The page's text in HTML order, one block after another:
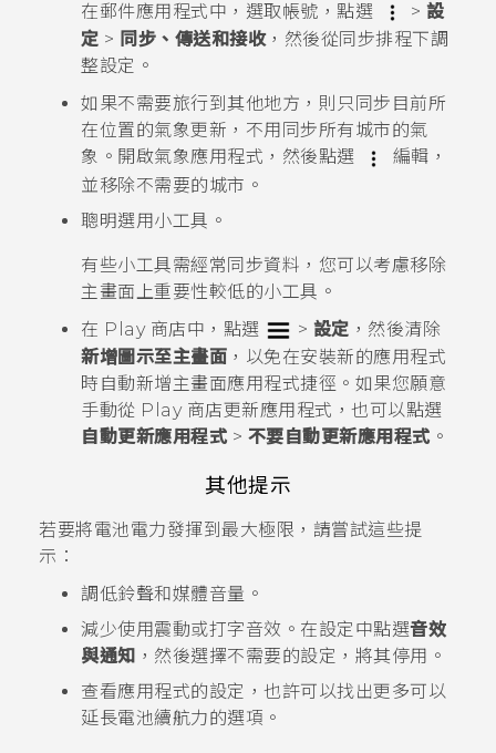
在郵件應用程式中，選取帳號，點選 > 設
定 > 同步、傳送和接收，然後從同步排程下調
整設定。
如果不需要旅行到其他地方，則只同步目前所
在位置的氣象更新，不用同步所有城市的氣
象。開啟氣象應用程式，然後點選
編輯，
並移除不需要的城市。
聰明選用小工具。
有些小工具需經常同步資料，您可以考慮移除
主畫面上重要性較低的小工具。
在 Play 商店中，點選 > 設定 ，然後清除
新增圖示至主畫面 ，以免在安裝新的應用程式
時自動新增主畫面應用程式捷徑。如果您願意
手動從 Play 商店更新應用程式，也可以點選
自動更新應用程式 > 不要自動更新應用程式 。
其他提示
若要將電池電力發揮到最大極限，請嘗試這些提
示：
調低鈴聲和媒體音量。
減少使用震動或打字音效。在設定中點選音效
與通知 ，然後選擇不需要的設定，將其停用。
查看應用程式的設定，也許可以找出更多可以
延長電池續航力的選項。